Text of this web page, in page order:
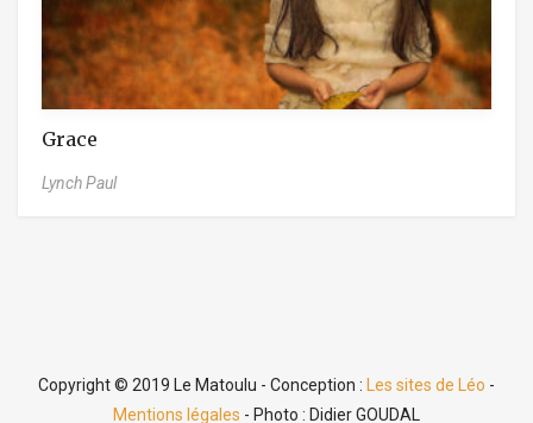
Grace
Lynch Paul
Copyright © 2019 Le Matoulu - Conception : Les sites de Léo -
Mentions légales - Photo : Didier GOUDAL